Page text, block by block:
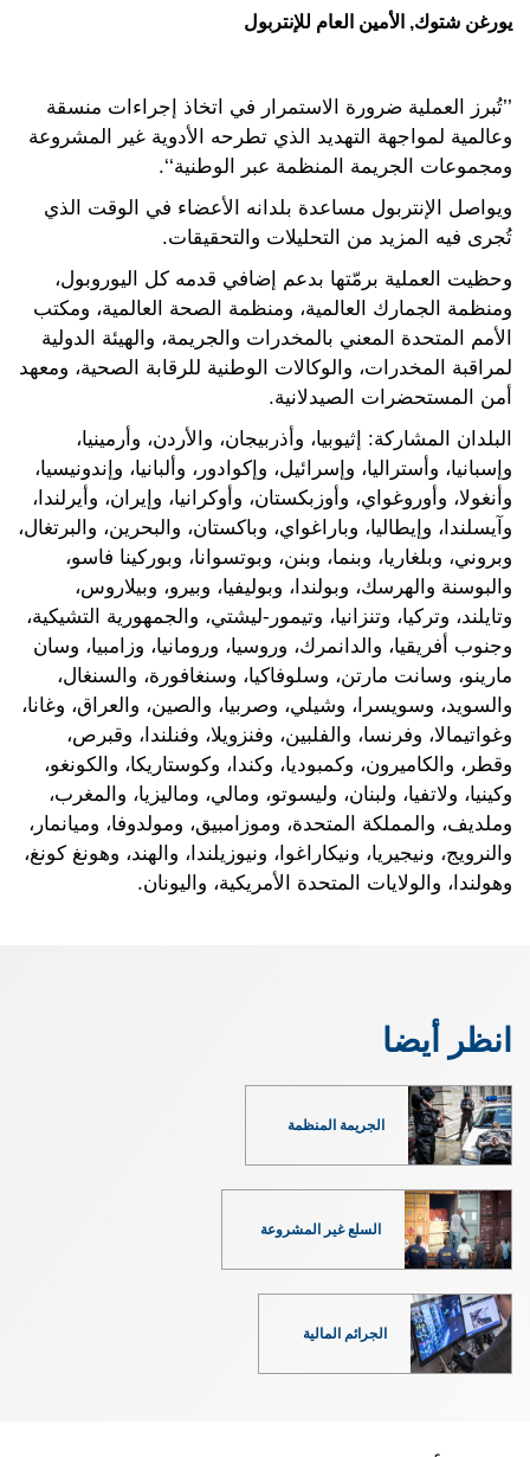
يورغن شتوك, الأمين العام للإنتربول
’’تُبرز العملية ضرورة الاستمرار في اتخاذ إجراءات منسقة
وعالمية لمواجهة التهديد الذي تطرحه الأدوية غير المشروعة
ومجموعات الجريمة المنظمة عبر الوطنية‘‘.
ويواصل الإنتربول مساعدة بلدانه الأعضاء في الوقت الذي
تُجرى فيه المزيد من التحليلات والتحقيقات.
وحظيت العملية برمّتها بدعم إضافي قدمه كل اليوروبول،
ومنظمة الجمارك العالمية، ومنظمة الصحة العالمية، ومكتب
الأمم المتحدة المعني بالمخدرات والجريمة، والهيئة الدولية
لمراقبة المخدرات، والوكالات الوطنية للرقابة الصحية، ومعهد
أمن المستحضرات الصيدلانية.
البلدان المشاركة: إثيوبيا، وأذربيجان، والأردن، وأرمينيا،
وإسبانيا، وأستراليا، وإسرائيل، وإكوادور، وألبانيا، وإندونيسيا،
وأنغولا، وأوروغواي، وأوزبكستان، وأوكرانيا، وإيران، وأيرلندا،
وآيسلندا، وإيطاليا، وباراغواي، وباكستان، والبحرين، والبرتغال،
وبروني، وبلغاريا، وبنما، وبنن، وبوتسوانا، وبوركينا فاسو،
والبوسنة والهرسك، وبولندا، وبوليفيا، وبيرو، وبيلاروس،
وتايلند، وتركيا، وتنزانيا، وتيمور-ليشتي، والجمهورية التشيكية،
وجنوب أفريقيا، والدانمرك، وروسيا، ورومانيا، وزامبيا، وسان
مارينو، وسانت مارتن، وسلوفاكيا، وسنغافورة، والسنغال،
والسويد، وسويسرا، وشيلي، وصربيا، والصين، والعراق، وغانا،
وغواتيمالا، وفرنسا، والفلبين، وفنزويلا، وفنلندا، وقبرص،
وقطر، والكاميرون، وكمبوديا، وكندا، وكوستاريكا، والكونغو،
وكينيا، ولاتفيا، ولبنان، وليسوتو، ومالي، وماليزيا، والمغرب،
وملديف، والمملكة المتحدة، وموزامبيق، ومولدوفا، وميانمار،
والنرويج، ونيجيريا، ونيكاراغوا، ونيوزيلندا، والهند، وهونغ كونغ،
وهولندا، والولايات المتحدة الأمريكية، واليونان.
انظر أيضا
الجريمة المنظمة
السلع غير المشروعة
الجرائم المالية